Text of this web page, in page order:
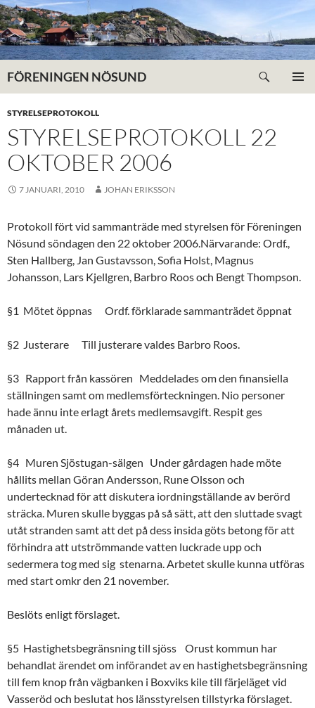
Hoppa
till
innehåll
FÖRENINGEN NÖSUND
STYRELSEPROTOKOLL
STYRELSEPROTOKOLL 22
OKTOBER 2006
7 JANUARI, 2010 JOHAN ERIKSSON
Protokoll fört vid sammanträde med styrelsen för Föreningen
Nösund söndagen den 22 oktober 2006.Närvarande: Ordf.,
Sten Hallberg, Jan Gustavsson, Sofia Holst, Magnus
Johansson, Lars Kjellgren, Barbro Roos och Bengt Thompson.
§1 Mötet öppnas Ordf. förklarade sammanträdet öppnat
§2 Justerare Till justerare valdes Barbro Roos.
§3 Rapport från kassören Meddelades om den finansiella
ställningen samt om medlemsförteckningen. Nio personer
hade ännu inte erlagt årets medlemsavgift. Respit ges
månaden ut.
§4 Muren Sjöstugan-sälgen Under gårdagen hade möte
hållits mellan Göran Andersson, Rune Olsson och
undertecknad för att diskutera iordningställande av berörd
sträcka. Muren skulle byggas på så sätt, att den sluttade svagt
utåt stranden samt att det på dess insida göts betong för att
förhindra att utströmmande vatten luckrade upp och
sedermera tog med sig stenarna. Arbetet skulle kunna utföras
med start omkr den 21 november.
Beslöts enligt förslaget.
§5 Hastighetsbegränsning till sjöss Orust kommun har
behandlat ärendet om införandet av en hastighetsbegränsning
till fem knop från vägbanken i Boxviks kile till färjeläget vid
Vasseröd och beslutat hos länsstyrelsen tillstyrka förslaget.